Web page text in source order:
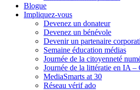
Blogue
Impliquez-vous
Devenez un donateur
Devenez un bénévole
Devenir un partenaire
Semaine éducation médias
Journée de la citoyenneté
Journée de la littératie en IA –
MediaSmarts at 30
Réseau vérif ado